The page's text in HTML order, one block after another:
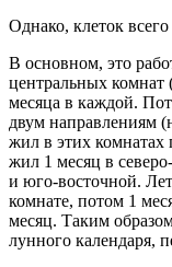
Однако, клеток всего
В основном, это
центральных комнат
месяца в каждой.
двум направлениям
жил в этих комнатах
жил 1 месяц в
и юго-восточной.
комнате, потом 1
месяц. Таким
лунного календаря,